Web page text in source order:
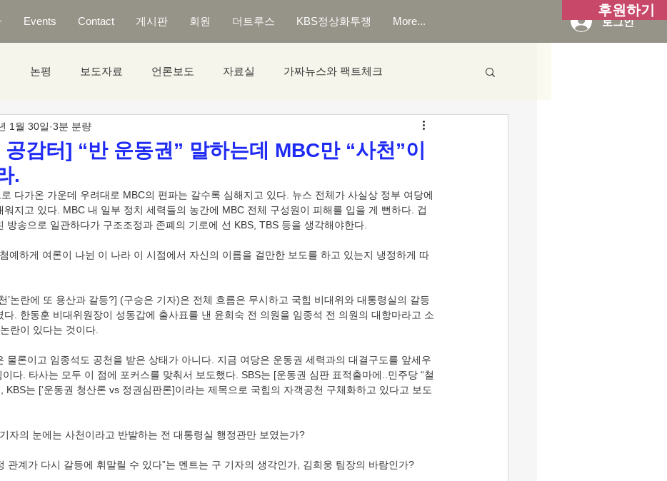
Events Contact 게시판 회원 더트루스 KBS정상화투쟁 More... 로그인
후원하기
논평 보도자료 언론보도 자료실 가짜뉴스와 팩트체크
감터] “반 운동권” 말하는데 MBC만 “사천”이
.
1월 30일 3분 분량
다가온 가운데 우려대로 MBC의 편파는 갈수록 심해지고 있다. 뉴스 전체가 사실상 정부 여당에
워지고 있다. MBC 내 일부 정치 세력들의 농간에 MBC 전체 구성원이 피해를 입을 게 뻔하다. 겁
방송으로 일관하다가 구조조정과 존폐의 기로에 선 KBS, TBS 등을 생각해야한다.
예하게 여론이 나뉜 이 나라 이 시점에서 자신의 이름을 걸만한 보도를 하고 있는지 냉정하게 따
’논란에 또 용산과 갈등?] (구승은 기자)은 전체 흐름은 무시하고 국힘 비대위와 대통령실의 갈등
다. 한동훈 비대위원장이 성동갑에 출사표를 낸 윤희숙 전 의원을 임종석 전 의원의 대항마라고 소
란이 있다는 것이다.
물론이고 임종석도 공천을 받은 상태가 아니다. 지금 여당은 운동권 세력과의 대결구도를 앞세우
다. 타사는 모두 이 점에 포커스를 맞춰서 보도했다. SBS는 [운동권 심판 표적출마에..민주당 “철
KBS는 [‘운동권 청산론 vs 정권심판론]이라는 제목으로 국힘의 자객공천 구체화하고 있다고 보도
자의 눈에는 사천이라고 반발하는 전 대통령실 행정관만 보였는가?
관계가 다시 갈등에 휘말릴 수 있다”는 멘트는 구 기자의 생각인가, 김희웅 팀장의 바람인가?